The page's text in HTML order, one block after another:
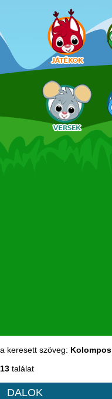
a keresett szöveg: Kolompos
13 találat
DALOK